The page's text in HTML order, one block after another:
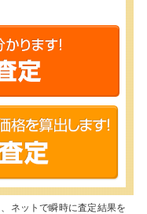
ネットで瞬時に査定結果を